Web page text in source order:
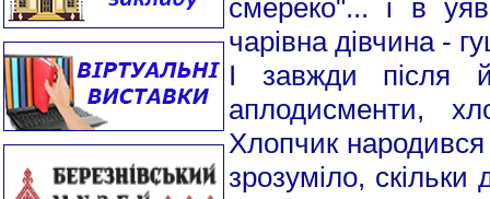
смереко"... і в
чарівна дівчина -
І завжди після
аплодисменти,
Хлопчик
зрозуміло,